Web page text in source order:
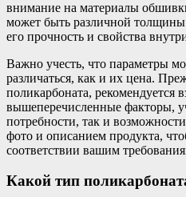
внимание на материалы
может быть различной толщины
его прочность и свойства
Важно учесть, что параметры
различаться, как и их цена.
поликарбоната, рекомендуется
вышеперечисленные факторы,
потребности, так и
фото и описанием продукта,
соответствии вашим
Какой тип